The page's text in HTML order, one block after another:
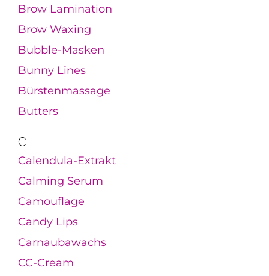
Brow Lamination
Brow Waxing
Bubble-Masken
Bunny Lines
Bürstenmassage
Butters
C
Calendula-Extrakt
Calming Serum
Camouflage
Candy Lips
Carnaubawachs
CC-Cream